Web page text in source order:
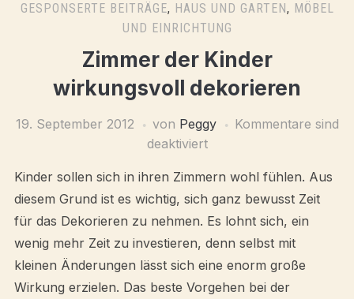
GESPONSERTE BEITRÄGE, HAUS UND GARTEN, MÖBEL
UND EINRICHTUNG
Zimmer der Kinder
wirkungsvoll dekorieren
19. September 2012 von Peggy
Kommentare sind
deaktiviert
Kinder sollen sich in ihren Zimmern wohl fühlen. Aus
diesem Grund ist es wichtig, sich ganz bewusst Zeit
für das Dekorieren zu nehmen. Es lohnt sich, ein
wenig mehr Zeit zu investieren, denn selbst mit
kleinen Änderungen lässt sich eine enorm große
Wirkung erzielen. Das beste Vorgehen bei der